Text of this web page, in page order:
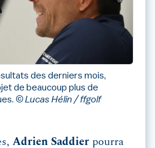
des derniers mois,
de beaucoup plus de
© Lucas Hélin / ffgolf
Adrien Saddier pourra